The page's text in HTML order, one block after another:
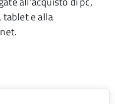
e alla